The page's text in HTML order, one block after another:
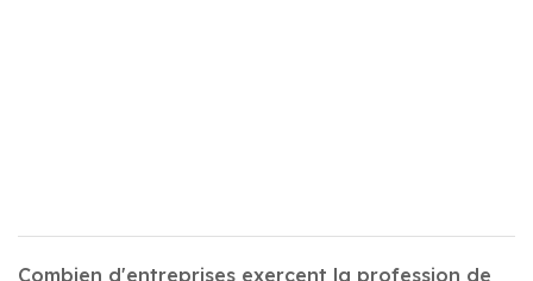
Combien d'entreprises exercent la profession de